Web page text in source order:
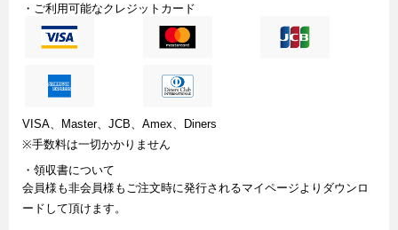
・ご利用可能なクレジットカード
VISA、Master、JCB、Amex、Diners
※手数料は一切かかりません
・領収書について
会員様も非会員様もご注文時に発行されるマイページよりダウンロ
ードして頂けます。